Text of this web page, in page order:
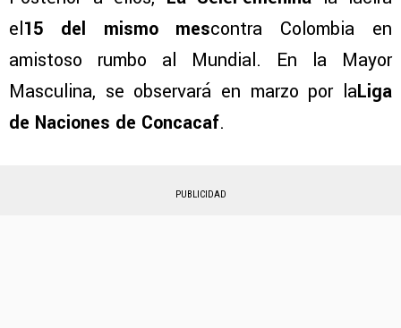
el15 del mismo mescontra Colombia en
amistoso rumbo al Mundial. En la Mayor
Masculina, se observará en marzo por laLiga
de Naciones de Concacaf.
PUBLICIDAD